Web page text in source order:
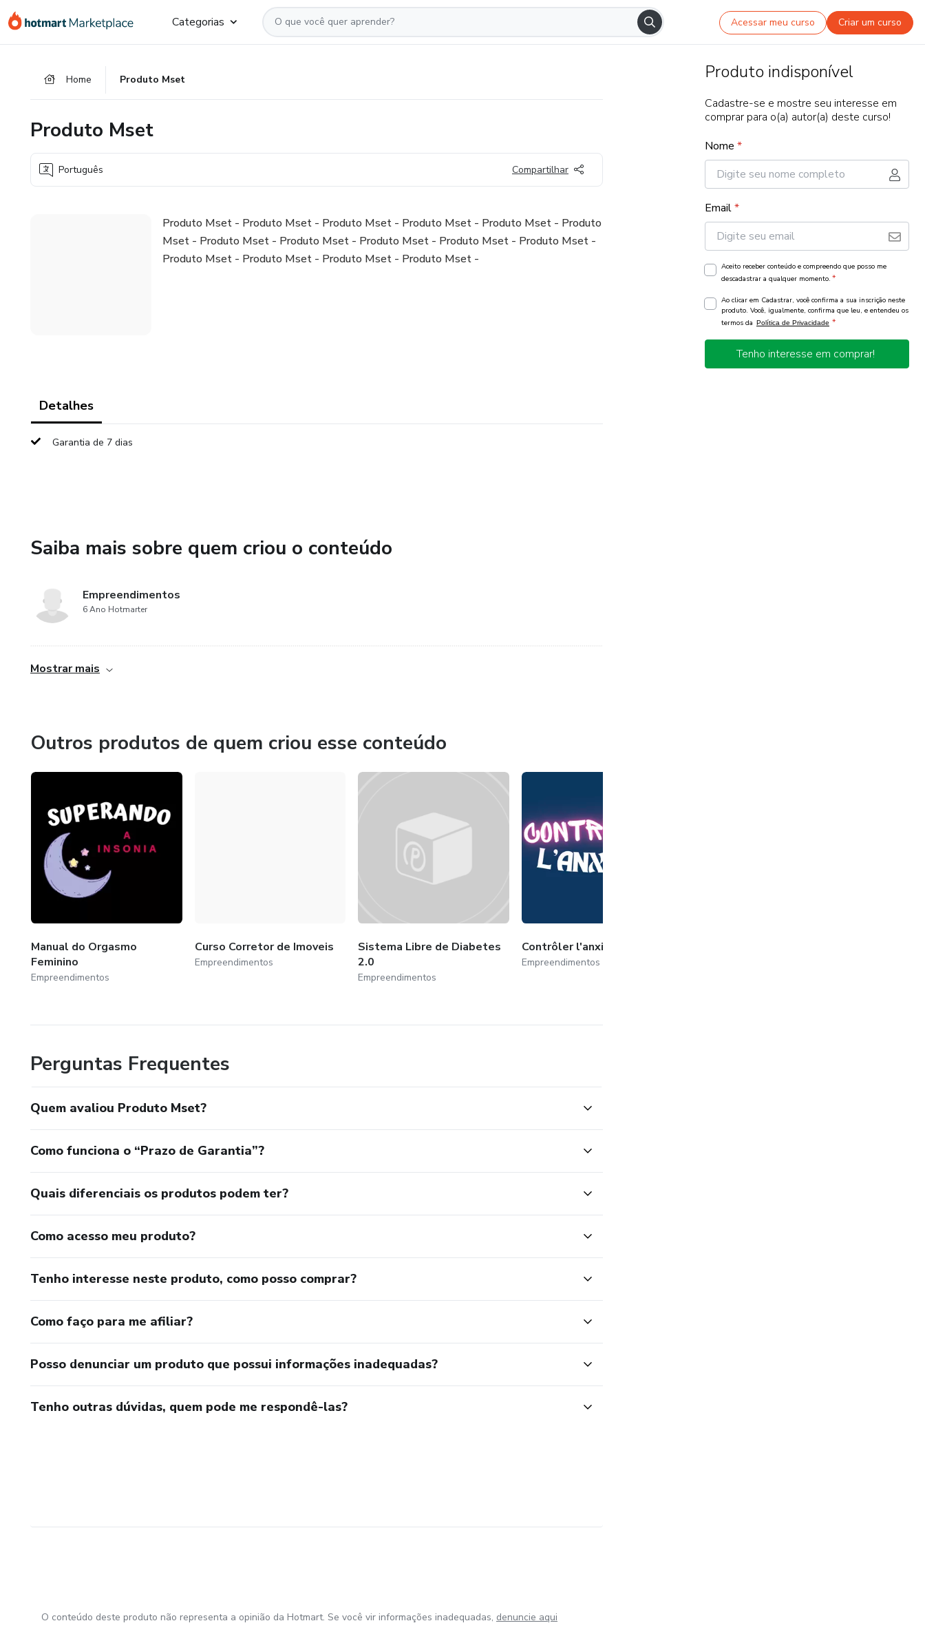
para
para
para
Categorias Acessar meu curso Criar um curso
Home Produto Mset
Produto Mset
Português Compartilhar
Produto Mset - Produto Mset - Produto Mset - Produto Mset - Produto Mset - Produto
Mset - Produto Mset - Produto Mset - Produto Mset - Produto Mset - Produto Mset -
Produto Mset - Produto Mset - Produto Mset - Produto Mset -
Detalhes
Garantia de 7 dias
Saiba mais sobre quem criou o conteúdo
Empreendimentos
6 Ano Hotmarter
Mostrar mais
Outros produtos de quem criou esse conteúdo
Manual do Orgasmo
Feminino
Empreendimentos
Curso Corretor de Imoveis
Empreendimentos
Sistema Libre de Diabetes
2.0
Empreendimentos
Contrôler l'anxiété (FR)
Empreendimentos
Perguntas Frequentes
Quem avaliou Produto Mset?
Como funciona o “Prazo de Garantia”?
Quais diferenciais os produtos podem ter?
Como acesso meu produto?
Tenho interesse neste produto, como posso comprar?
Como faço para me afiliar?
Posso denunciar um produto que possui informações inadequadas?
Tenho outras dúvidas, quem pode me respondê-las?
Produto indisponível
Cadastre-se e mostre seu interesse em
comprar para o(a) autor(a) deste curso!
Nome *
Email*
Aceito receber conteúdo e compreendo que posso me
descadastrar a qualquer momento. *
Ao clicar em Cadastrar, você confirma a sua inscrição neste
produto. Você, igualmente, confirma que leu, e entendeu os
termos da Política de Privacidade *
Tenho interesse em comprar!
O conteúdo deste produto não representa a opinião da Hotmart. Se você vir informações inadequadas, denuncie aqui